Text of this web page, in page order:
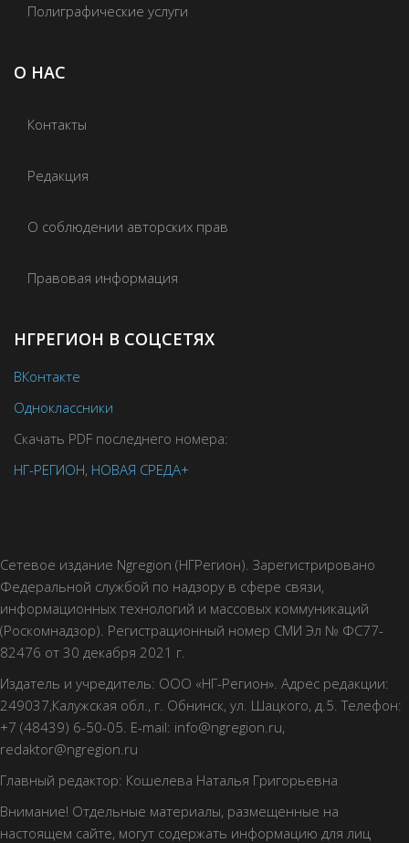
Полиграфические услуги
О НАС
Контакты
Редакция
О соблюдении авторских прав
Правовая информация
НГРЕГИОН В СОЦСЕТЯХ
ВКонтакте
Одноклассники
Скачать PDF последнего номера:
НГ-РЕГИОН, НОВАЯ СРЕДА+
Сетевое издание Ngregion (НГРегион). Зарегистрировано
Федеральной службой по надзору в сфере связи,
информационных технологий и массовых коммуникаций
(Роскомнадзор). Регистрационный номер СМИ Эл № ФС77-
82476 от 30 декабря 2021 г.
Издатель и учредитель: ООО «НГ-Регион». Адрес редакции:
249037,Калужская обл., г. Обнинск, ул. Шацкого, д.5. Телефон:
+7 (48439) 6-50-05. E-mail: info@ngregion.ru,
redaktor@ngregion.ru
Главный редактор: Кошелева Наталья Григорьевна
Внимание! Отдельные материалы, размещенные на
настоящем сайте, могут содержать информацию для лиц